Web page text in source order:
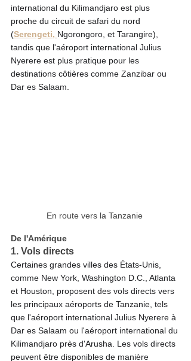
international du Kilimandjaro est plus
proche du circuit de safari du nord
(Serengeti, Ngorongoro, et Tarangire),
tandis que l'aéroport international Julius
Nyerere est plus pratique pour les
destinations côtières comme Zanzibar ou
Dar es Salaam.
En route vers la Tanzanie
De l'Amérique
1. Vols directs
Certaines grandes villes des États-Unis,
comme New York, Washington D.C., Atlanta
et Houston, proposent des vols directs vers
les principaux aéroports de Tanzanie, tels
que l'aéroport international Julius Nyerere à
Dar es Salaam ou l'aéroport international du
Kilimandjaro près d'Arusha. Les vols directs
peuvent être disponibles de manière